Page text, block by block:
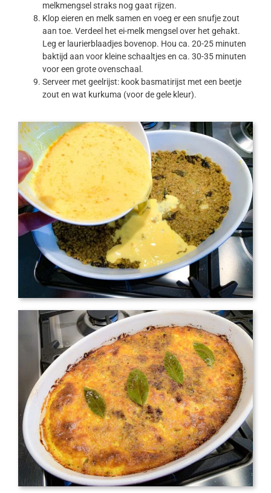
melkmengsel straks nog gaat rijzen.
Klop eieren en melk samen en voeg er een snufje zout
aan toe. Verdeel het ei-melk mengsel over het gehakt.
Leg er laurierblaadjes bovenop. Hou ca. 20-25 minuten
baktijd aan voor kleine schaaltjes en ca. 30-35 minuten
voor een grote ovenschaal.
Serveer met geelrijst: kook basmatirijst met een beetje
zout en wat kurkuma (voor de gele kleur).